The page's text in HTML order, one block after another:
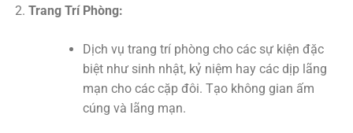
Trang Trí Phòng:
Dịch vụ trang trí phòng cho các sự kiện đặc
biệt như sinh nhật, kỷ niệm hay các dịp lãng
mạn cho các cặp đôi. Tạo không gian ấm
cúng và lãng mạn.